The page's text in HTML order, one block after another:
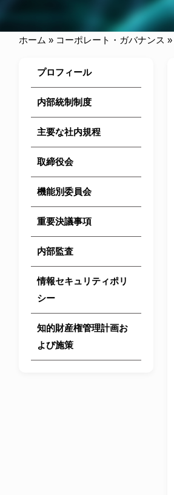
ホーム » コーポレート・ガバナンス »
プロフィール
内部統制制度
主要な社内規程
取締役会
機能別委員会
重要決議事項
内部監査
情報セキュリティポリ
シー
知的財産権管理計画お
よび施策